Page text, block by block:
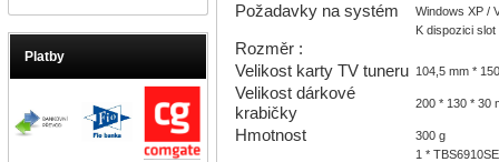
Platby
Požadavky na systém
Windows XP /
K dispozici
Rozměr :
Velikost karty TV tuneru 104,5 mm *
Velikost dárkové
krabičky
200 * 130 * 30
Hmotnost 300 g
1 * TBS6910SE